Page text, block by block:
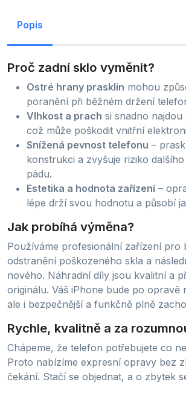
Popis
Proč zadní sklo vyměnit?
Ostré hrany prasklin mohou
poranění při běžném držení
Vlhkost a prach si snadno
což může poškodit vnitřní
Snížená pevnost telefonu –
konstrukci a zvyšuje riziko
pádu.
Estetika a hodnota zařízení –
lépe drží svou hodnotu a působí
Jak probíhá výměna?
Používáme profesionální zařízení pro
odstranění poškozeného skla a
nového. Náhradní díly jsou kvalitní a
originálu. Váš iPhone bude po opravě
ale i bezpečnější a funkčně plně
Rychle, kvalitně a za
Chápeme, že telefon potřebujete co
Proto nabízíme expresní opravy bez
čekání. Stačí se objednat, a o zbytek